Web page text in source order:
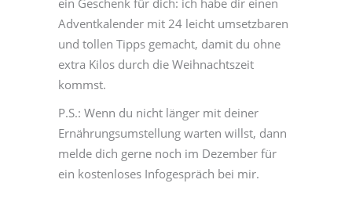
ein Geschenk für dich: ich habe dir einen
Adventkalender mit 24 leicht umsetzbaren
und tollen Tipps gemacht, damit du ohne
extra Kilos durch die Weihnachtszeit
kommst.
P.S.: Wenn du nicht länger mit deiner
Ernährungsumstellung warten willst, dann
melde dich gerne noch im Dezember für
ein kostenloses Infogespräch bei mir.